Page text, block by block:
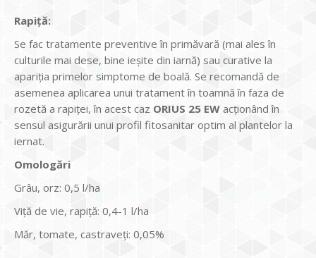
Rapiță:
Se fac tratamente preventive în primăvară (mai ales în
culturile mai dese, bine ieșite din iarnă) sau curative la
apariția primelor simptome de boală. Se recomandă de
asemenea aplicarea unui tratament în toamnă în faza de
rozetă a rapiței, în acest caz ORIUS 25 EW acționând în
sensul asigurării unui profil fitosanitar optim al plantelor la
iernat.
Omologări
Grâu, orz: 0,5 l/ha
Viţă de vie, rapiţă: 0,4-1 l/ha
Măr, tomate, castraveţi: 0,05%